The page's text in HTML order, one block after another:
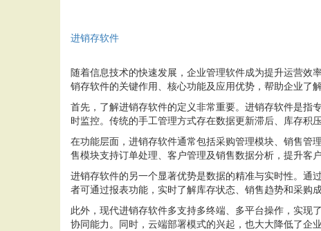
进销存软件
随着信息技术的快速发展，企业管理软件成为提升运营效
销存软件的关键作用、核心功能及应用优势，帮助企业了
首先，了解进销存软件的定义非常重要。进销存软件是指
时监控。传统的手工管理方式存在数据更新滞后、库存积
在功能层面，进销存软件通常包括采购管理模块、销售管
售模块支持订单处理、客户管理及销售数据分析，提升客
进销存软件的另一个显著优势是数据的精准与实时性。通
者可通过报表功能，实时了解库存状态、销售趋势和采购
此外，现代进销存软件多支持多终端、多平台操作，实
协同能力。同时，云端部署模式的兴起，也大大降低了企